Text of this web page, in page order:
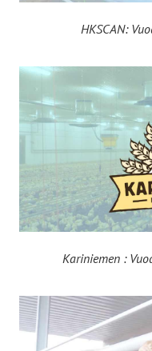
HKSCAN:
Kariniemen :